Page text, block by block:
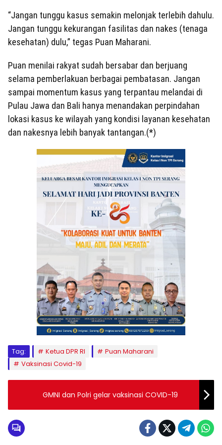
“Jangan tunggu kasus semakin melonjak terlebih dahulu.
Jangan tunggu kekurangan fasilitas dan nakes (tenaga
kesehatan) dulu,” tegas Puan Maharani.
Puan menilai rakyat sudah bersabar dan berjuang
selama pemberlakuan berbagai pembatasan. Jangan
sampai momentum kasus yang terpantau melandai di
Pulau Jawa dan Bali hanya menandakan perpindahan
lokasi kasus ke wilayah yang kondisi layanan kesehatan
dan nakesnya lebih banyak tantangan.(*)
Tag: Ketua DPR RI
Puan Maharani
Vaksinasi Covid-19
GMNI dan Polri gelar vaksinasi COVID-19